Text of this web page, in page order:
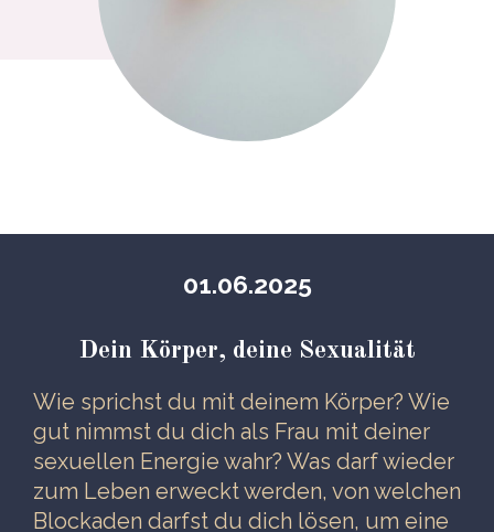
01.06.2025
Dein Körper, deine Sexualität
Wie sprichst du mit deinem Körper? Wie
gut nimmst du dich als Frau mit deiner
sexuellen Energie wahr? Was darf wieder
zum Leben erweckt werden, von welchen
Blockaden darfst du dich lösen, um eine